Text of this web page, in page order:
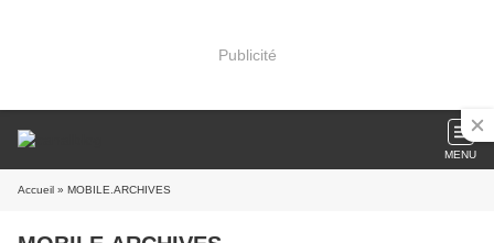
Publicité
MENU
Accueil » MOBILE.ARCHIVES